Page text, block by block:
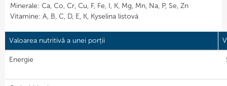
Minerale: Ca, Co, Cr, Cu, F, Fe, I, K, Mg, Mn, Na, P, Se, Zn
Vitamine: A, B, C, D, E, K, Kyselina listová
Valoarea nutritivă a unei porții
Energie